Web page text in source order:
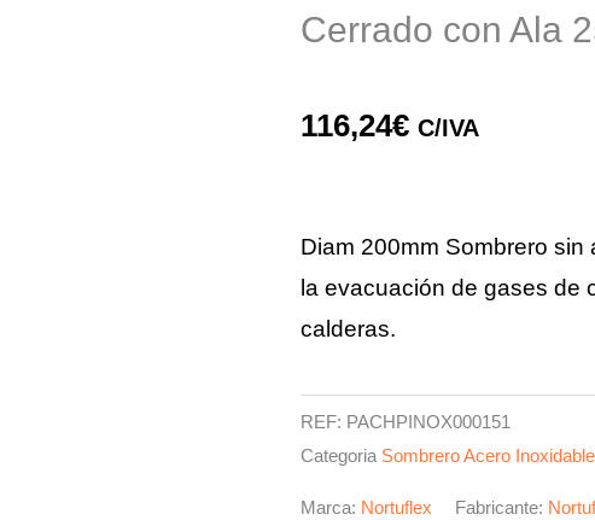
Cerrado con Ala
116,24€ C/IVA
Diam 200mm Sombrero
la evacuación de gases de
calderas.
REF: PACHPINOX000151
Categoria Sombrero Acero
Marca: Nortuflex Fabricante: